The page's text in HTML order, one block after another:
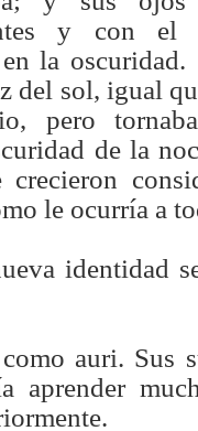
y con el
la oscuridad.
del sol, igual
pero
de la
le ocurría a
identidad
auri. Sus
aprender